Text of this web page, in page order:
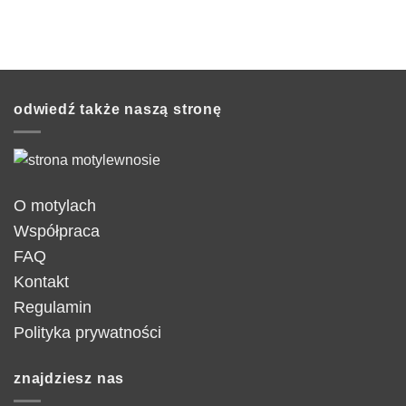
odwiedź także naszą stronę
O motylach
Współpraca
FAQ
Kontakt
Regulamin
Polityka prywatności
znajdziesz nas